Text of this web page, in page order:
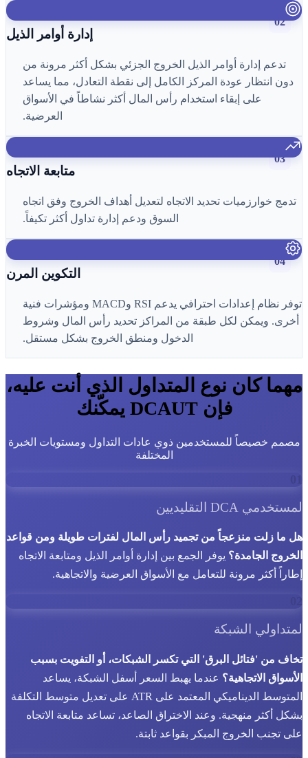
02
إدارة أوامر الذيل
تدعم إدارة أوامر الذيل الخروج الجزئي بشكل أكثر مرونة من
دون انتظار عودة المركز الكامل إلى نقطة التعادل، مما يساعد
على إبقاء استخدام رأس المال أكثر نشاطاً في الأسواق
العرضية.
03
متابعة الاتجاه
تدمج خوارزميات تحديد الاتجاه لتعديل أهداف الخروج وفق اتجاه
السوق ودعم إدارة تداول أكثر تكيفاً.
04
التكوين المرن
توفر نظام إعدادات احترافي يدعم RSI وMACD ومؤشرات فنية
أخرى. ويمكن لكل طبقة من المراكز تحديد رأس المال وشروط
الدخول ومنطق الخروج بشكل مستقل.
مهما كان نوع المتداول الذي أنت عليه،
فإن DCAUT يمكّنك
مصمم خصيصاً للمستخدمين ذوي عادات التداول ومستويات الخبرة
المختلفة
01
لمستخدمي DCA التقليديين
هل ما زلت منزعجاً من تجميد رأس المال لفترات طويلة ومن قواعد
الخروج الجامدة؟ يوفر الجمع بين إدارة أوامر الذيل ومتابعة الاتجاه
إطاراً أكثر مرونة للتعامل مع الأسواق العرضية والاتجاهية.
لمتداولي الشبكة
تخاف من 'فتائل البرق' التي تكسر الشبكات، أو التفويت بسبب
الأسواق الاتجاهية؟ عندما يهبط السعر أسفل الشبكة، يساعد
المتوسط الديناميكي المعتمد على ATR على تعديل متوسط التكلفة
بشكل أكثر منهجية. وعند الاختراق الصاعد، تساعد متابعة الاتجاه
على تجنب الخروج المبكر بقواعد ثابتة.